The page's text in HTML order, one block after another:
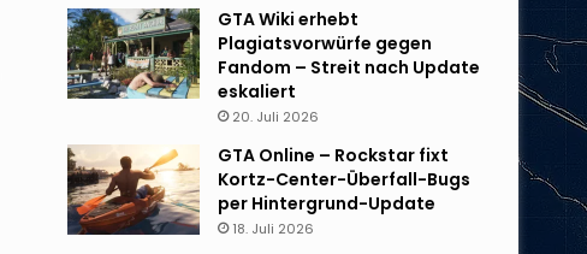
GTA Wiki erhebt
Plagiatsvorwürfe gegen
Fandom – Streit nach Update
eskaliert
20. Juli 2026
GTA Online – Rockstar fixt
Kortz-Center-Überfall-Bugs
per Hintergrund-Update
18. Juli 2026